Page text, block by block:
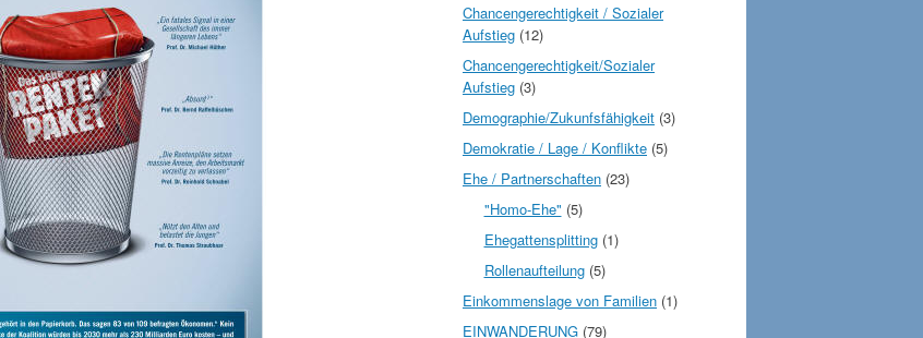
Chancengerechtigkeit / Sozialer
Aufstieg (12)
Chancengerechtigkeit/Sozialer
Aufstieg (3)
Demographie/Zukunfsfähigkeit (3)
Demokratie / Lage / Konflikte (5)
Ehe / Partnerschaften (23)
"Homo-Ehe" (5)
Ehegattensplitting(1)
Rollenaufteilung(5)
Einkommenslage von Familien (1)
EINWANDERUNG (79)